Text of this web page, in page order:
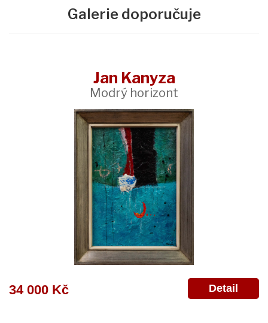
Galerie doporučuje
Jan Kanyza
Modrý horizont
34 000 Kč Detail